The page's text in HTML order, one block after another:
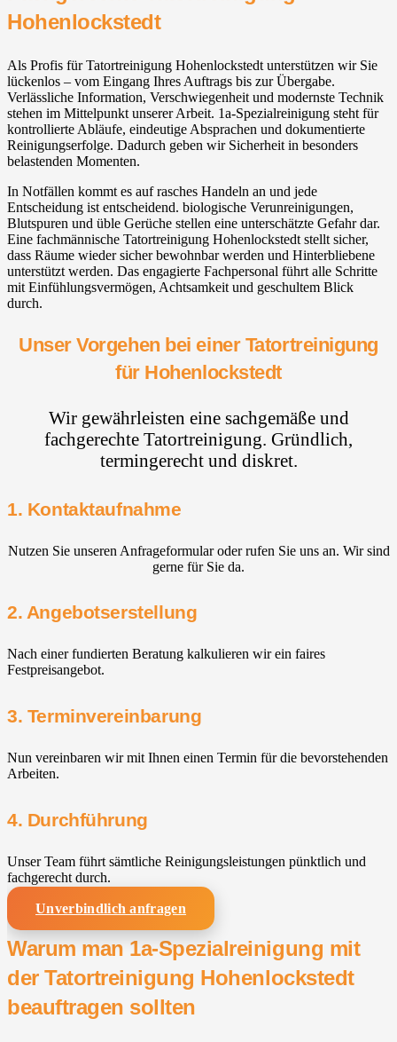
Hohenlockstedt
Als Profis für Tatortreinigung Hohenlockstedt unterstützen wir Sie
lückenlos – vom Eingang Ihres Auftrags bis zur Übergabe.
Verlässliche Information, Verschwiegenheit und modernste Technik
stehen im Mittelpunkt unserer Arbeit. 1a-Spezialreinigung steht für
kontrollierte Abläufe, eindeutige Absprachen und dokumentierte
Reinigungserfolge. Dadurch geben wir Sicherheit in besonders
belastenden Momenten.
In Notfällen kommt es auf rasches Handeln an und jede
Entscheidung ist entscheidend. biologische Verunreinigungen,
Blutspuren und üble Gerüche stellen eine unterschätzte Gefahr dar.
Eine fachmännische Tatortreinigung Hohenlockstedt stellt sicher,
dass Räume wieder sicher bewohnbar werden und Hinterbliebene
unterstützt werden. Das engagierte Fachpersonal führt alle Schritte
mit Einfühlungsvermögen, Achtsamkeit und geschultem Blick
durch.
Unser Vorgehen bei einer Tatortreinigung
für Hohenlockstedt
Wir gewährleisten eine sachgemäße und
fachgerechte Tatortreinigung. Gründlich,
termingerecht und diskret.
1. Kontaktaufnahme
Nutzen Sie unseren Anfrageformular oder rufen Sie uns an. Wir sind
gerne für Sie da.
2. Angebotserstellung
Nach einer fundierten Beratung kalkulieren wir ein faires
Festpreisangebot.
3. Terminvereinbarung
Nun vereinbaren wir mit Ihnen einen Termin für die bevorstehenden
Arbeiten.
4. Durchführung
Unser Team führt sämtliche Reinigungsleistungen pünktlich und
fachgerecht durch.
Unverbindlich anfragen
Warum man 1a-Spezialreinigung mit
der Tatortreinigung Hohenlockstedt
beauftragen sollten